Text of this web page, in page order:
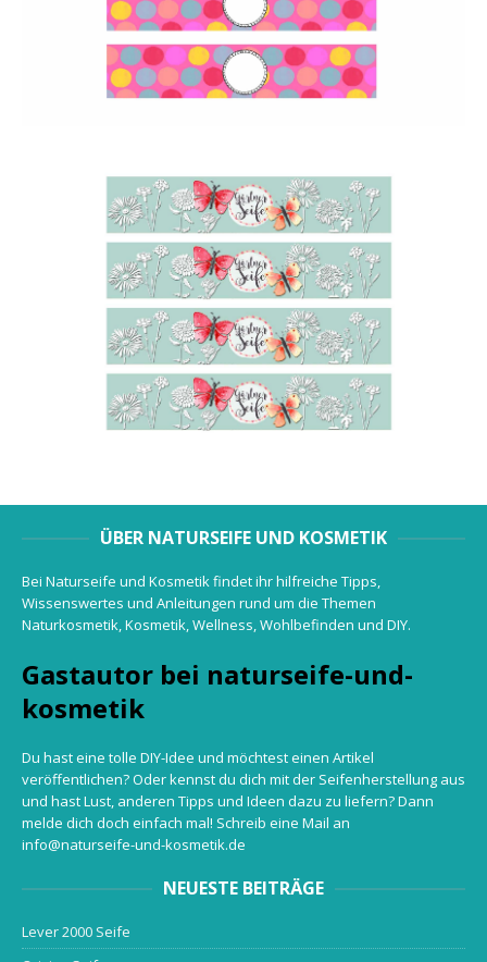
ÜBER NATURSEIFE UND KOSMETIK
Bei Naturseife und Kosmetik findet ihr hilfreiche Tipps,
Wissenswertes und Anleitungen rund um die Themen
Naturkosmetik, Kosmetik, Wellness, Wohlbefinden und DIY.
Gastautor bei naturseife-und-
kosmetik
Du hast eine tolle DIY-Idee und möchtest einen Artikel
veröffentlichen? Oder kennst du dich mit der Seifenherstellung aus
und hast Lust, anderen Tipps und Ideen dazu zu liefern? Dann
melde dich doch einfach mal! Schreib eine Mail an
info@naturseife-und-kosmetik.de
NEUESTE BEITRÄGE
Lever 2000 Seife